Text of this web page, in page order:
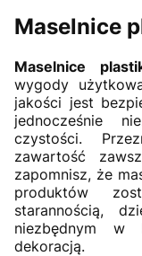
Maselnice
Maselnice
wygody
jakości jest
jednocześnie
czystości.
zawartość
zapomnisz, że
produktów
starannością,
niezbędnym w
dekoracją.